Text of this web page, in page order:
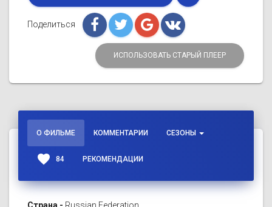
Поделиться
ИСПОЛЬЗОВАТЬ СТАРЫЙ ПЛЕЕР
О ФИЛЬМЕ КОММЕНТАРИИ СЕЗОНЫ
favorite 84 РЕКОМЕНДАЦИИ